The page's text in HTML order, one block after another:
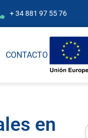
+ 34 881 97 55 76
CONTACTO
en